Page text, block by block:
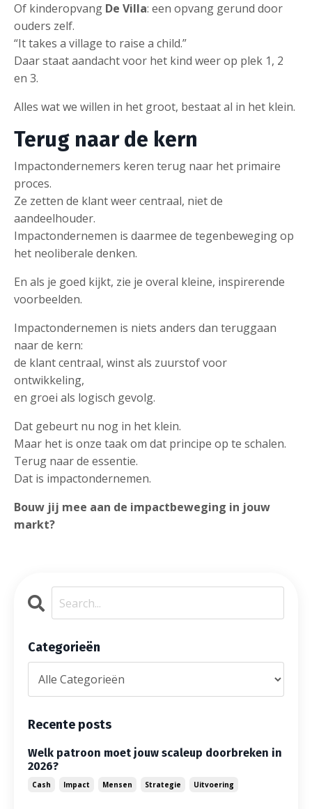
Of kinderopvang De Villa: een opvang gerund door
ouders zelf.
“It takes a village to raise a child.”
Daar staat aandacht voor het kind weer op plek 1, 2
en 3.
Alles wat we willen in het groot, bestaat al in het klein.
Terug naar de kern
Impactondernemers keren terug naar het primaire
proces.
Ze zetten de klant weer centraal, niet de
aandeelhouder.
Impactondernemen is daarmee de tegenbeweging op
het neoliberale denken.
En als je goed kijkt, zie je overal kleine, inspirerende
voorbeelden.
Impactondernemen is niets anders dan teruggaan
naar de kern:
de klant centraal, winst als zuurstof voor
ontwikkeling,
en groei als logisch gevolg.
Dat gebeurt nu nog in het klein.
Maar het is onze taak om dat principe op te schalen.
Terug naar de essentie.
Dat is impactondernemen.
Bouw jij mee aan de impactbeweging in jouw
markt?
Categorieën
Recente posts
Welk patroon moet jouw scaleup doorbreken in
2026?
Cash Impact Mensen Strategie Uitvoering